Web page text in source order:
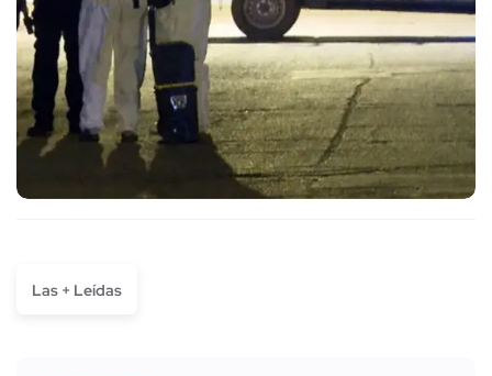
Las + Leídas